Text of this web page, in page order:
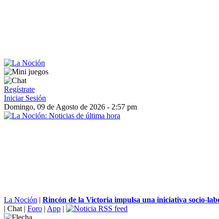
Regístrate
Iniciar Sesión
Domingo, 09 de Agosto de 2026 - 2:57 pm
La Noción | Rincón de la Victoria impulsa una iniciativa socio-
| Chat | Foro | App |